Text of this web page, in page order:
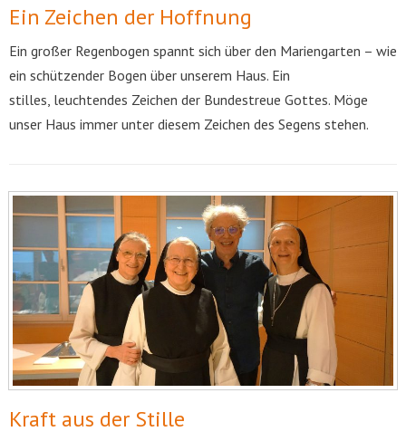
Ein Zeichen der Hoffnung
Ein großer Regenbogen spannt sich über den Mariengarten – wie
ein schützender Bogen über unserem Haus. Ein
stilles, leuchtendes Zeichen der Bundestreue Gottes. Möge
unser Haus immer unter diesem Zeichen des Segens stehen.
Kraft aus der Stille